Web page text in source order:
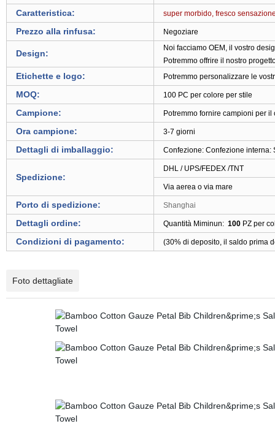
Caratteristica: super morbido, fresco
Prezzo alla rinfusa: Negoziare
Design:
Noi facciamo OEM, il vostro
Potremmo offrire il nostro
Etichette e logo: Potremmo personalizzare le
MOQ: 100 PC per colore per stile
Campione: Potremmo fornire campioni per il
Ora campione: 3-7 giorni
Dettagli di imballaggio: Confezione: Confezione interna:
Spedizione:
DHL / UPS/FEDEX /TNT
Via aerea o via mare
Porto di spedizione: Shanghai
Dettagli ordine: Quantità Miminun: 100PZ per
Condizioni di pagamento: (30% di deposito, il saldo prima
Foto dettagliate